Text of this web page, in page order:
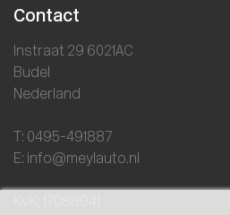
Contact
Instraat 29 6021AC
Budel
Nederland
T: 0495-491887
E: info@meylauto.nl